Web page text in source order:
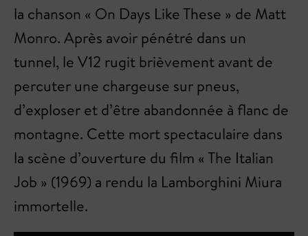
la chanson « On Days Like These » de Matt
Monro. Après avoir pénétré dans un
tunnel, le V12 rugit brièvement avant de
percuter une chargeuse sur pneus,
d’exploser et d’être abandonnée à flanc de
montagne. Cette mort spectaculaire dans
la scène d’ouverture du film « The Italian
Job » (1969) a rendu la Lamborghini Miura
immortelle.